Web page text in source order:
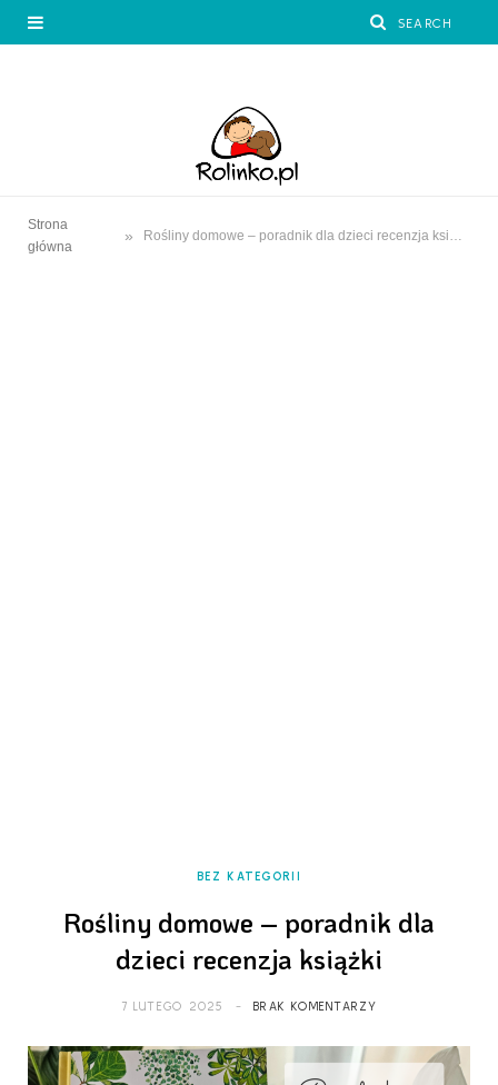
Strona
główna
» Rośliny domowe – poradnik dla dzieci recenzja książki
BEZ KATEGORII
Rośliny domowe – poradnik dla
dzieci recenzja książki
7 LUTEGO 2025 BRAK KOMENTARZY